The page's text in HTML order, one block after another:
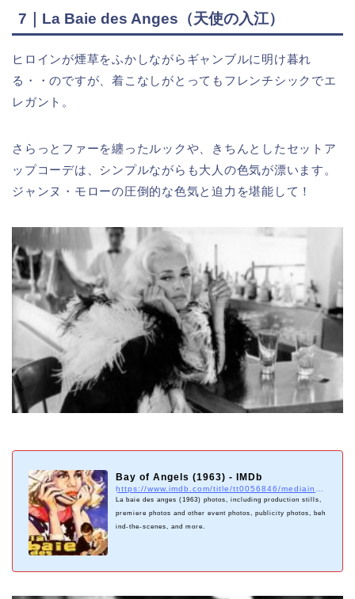
7｜La Baie des Anges（天使の入江）
ヒロインが煙草をふかしながらギャンブルに明け暮れ
る・・のですが、着こなしがとってもフレンチシックでエ
レガント。
さらっとファーを纏ったルックや、きちんとしたセットア
ップコーデは、シンプルながらも大人の色気が漂います。
ジャンヌ・モローの圧倒的な色気と迫力を堪能して！
Bay of Angels (1963) - IMDb
https://www.imdb.com/title/tt0056846/mediaindex?ref_=tt_mv_close
La baie des anges (1963) photos, including production stills,
premiere photos and other event photos, publicity photos, beh
ind-the-scenes, and more.